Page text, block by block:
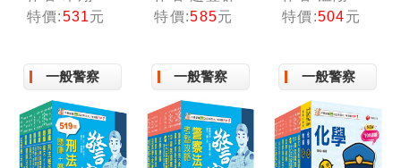
實務、案例
一次整合！
解刑法（含
概要）（警
察特考／一
般警察特考
／警佐／警
二技）
特價:531元
(含概要)
〔警察特
警佐班〕
〔贈線上學
習診斷測
驗〕
特價:585元
題]：練習
題目的同時
點［十版］
（警二技／
升官等／警
佐／一般警
察）
特價:504元
一般警察 一般警察 一般警察